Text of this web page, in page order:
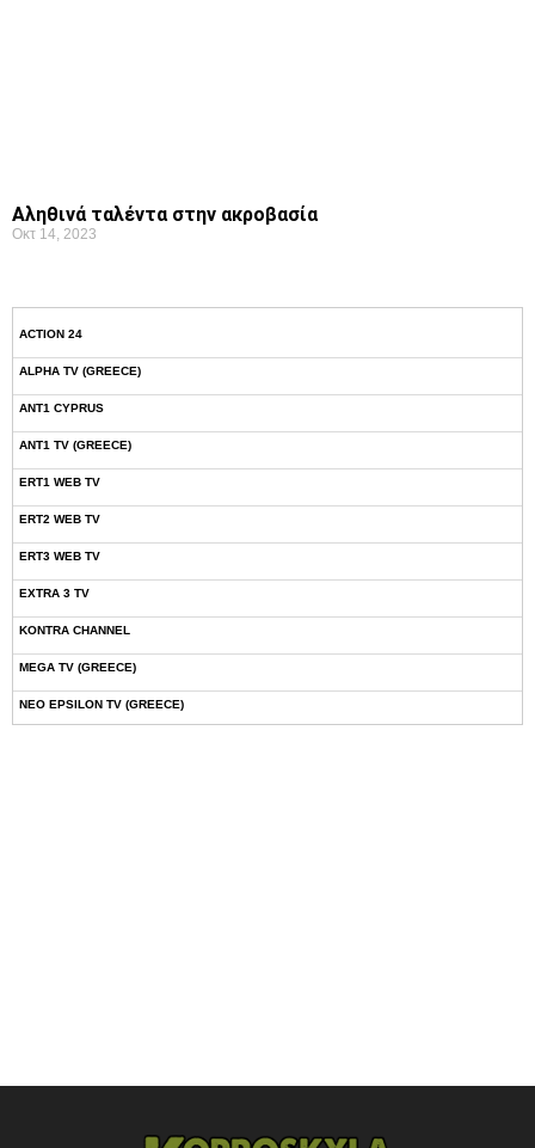
Αληθινά ταλέντα στην ακροβασία
Οκτ 14, 2023
ACTION 24
ALPHA TV (GREECE)
ANT1 CYPRUS
ANT1 TV (GREECE)
ERT1 WEB TV
ERT2 WEB TV
ERT3 WEB TV
EXTRA 3 TV
KONTRA CHANNEL
MEGA TV (GREECE)
NEO EPSILON TV (GREECE)